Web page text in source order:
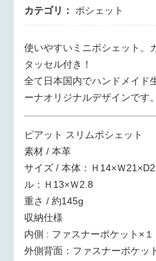
カテゴリ： ポシェット
使いやすいミニポシェット。
タッセル付き！
全て日本国内でハンドメイド
ーナオリジナルデザインです。
ピアット スリムポシェット
素材 / 本革
サイズ / 本体：Ｈ14×Ｗ
ル：Ｈ13×Ｗ2.8
重さ / 約145g
収納仕様
内側 : ファスナーポケット×１
外側背面：ファスナーポケッ